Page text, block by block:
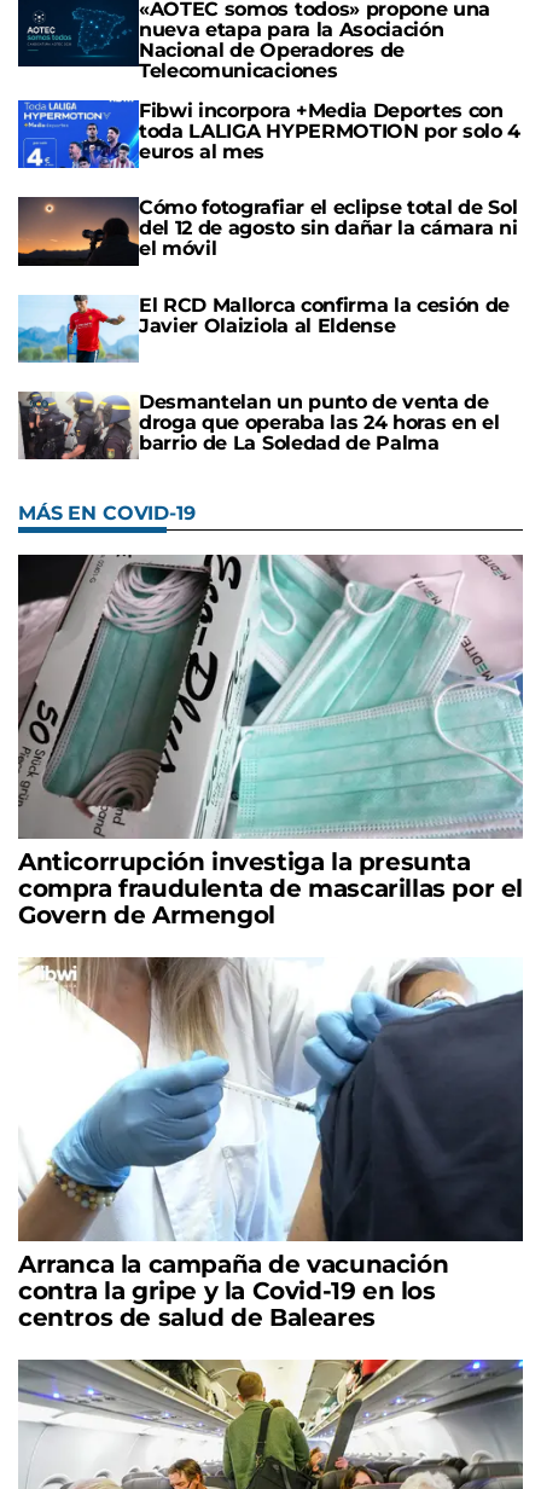
«AOTEC somos todos» propone una
nueva etapa para la Asociación
Nacional de Operadores de
Telecomunicaciones
Fibwi incorpora +Media Deportes con
toda LALIGA HYPERMOTION por solo 4
euros al mes
Cómo fotografiar el eclipse total de Sol
del 12 de agosto sin dañar la cámara ni
el móvil
El RCD Mallorca confirma la cesión de
Javier Olaiziola al Eldense
Desmantelan un punto de venta de
droga que operaba las 24 horas en el
barrio de La Soledad de Palma
MÁS EN COVID-19
Anticorrupción investiga la presunta
compra fraudulenta de mascarillas por el
Govern de Armengol
Arranca la campaña de vacunación
contra la gripe y la Covid-19 en los
centros de salud de Baleares